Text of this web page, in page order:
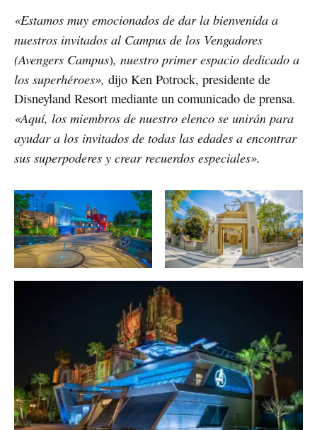
«Estamos muy emocionados de dar la bienvenida a
nuestros invitados al Campus de los Vengadores
(Avengers Campus), nuestro primer espacio dedicado a
los superhéroes», dijo Ken Potrock, presidente de
Disneyland Resort mediante un comunicado de prensa.
«Aquí, los miembros de nuestro elenco se unirán para
ayudar a los invitados de todas las edades a encontrar
sus superpoderes y crear recuerdos especiales».